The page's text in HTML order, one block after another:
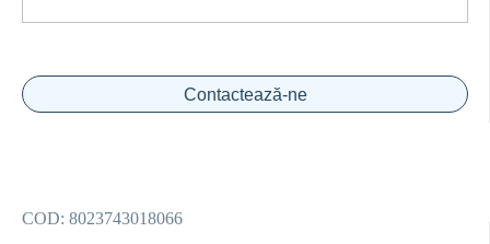
Contactează-ne
COD: 8023743018066